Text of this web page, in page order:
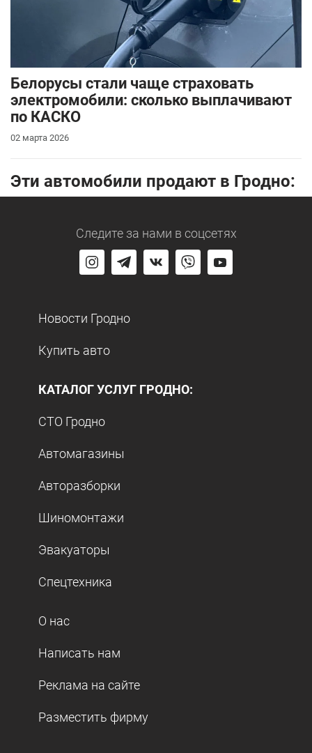
Белорусы стали чаще страховать
электромобили: сколько выплачивают
по КАСКО
02 марта 2026
Эти автомобили продают в Гродно:
Следите за нами в соцсетях
Новости Гродно
Купить авто
КАТАЛОГ УСЛУГ ГРОДНО:
СТО Гродно
Автомагазины
Авторазборки
Шиномонтажи
Эвакуаторы
Спецтехника
О нас
Написать нам
Реклама на сайте
Разместить фирму